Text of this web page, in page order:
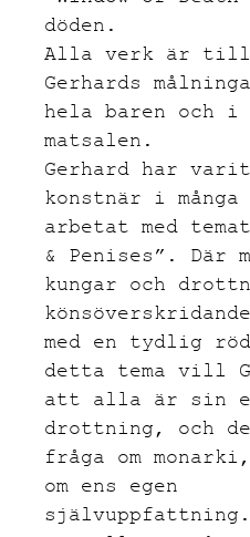
döden.
Alla verk är till
Gerhards
hela baren och
matsalen.
Gerhard har
konstnär i
arbetat med
& Penises”. Där
kungar och
med en tydlig
detta tema vill
att alla är sin
drottning, och
fråga om
om ens egen